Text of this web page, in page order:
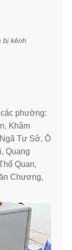
bị kênh
phường:
Khâm
Tư Sở, Ô
Quang
Quan,
Chương,